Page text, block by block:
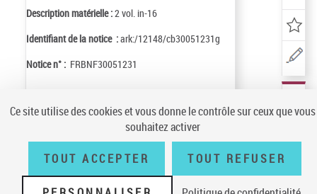
Description matérielle :2 vol. in-16
Identifiant de la notice :ark:/12148/cb30051231g
Notice n° : FRBNF30051231
LOCALISER
Accessibilité (non conforme)
Ce site utilise des cookies et vous donne le contrôle sur ceux que vous
souhaitez activer
TOUT ACCEPTER TOUT REFUSER